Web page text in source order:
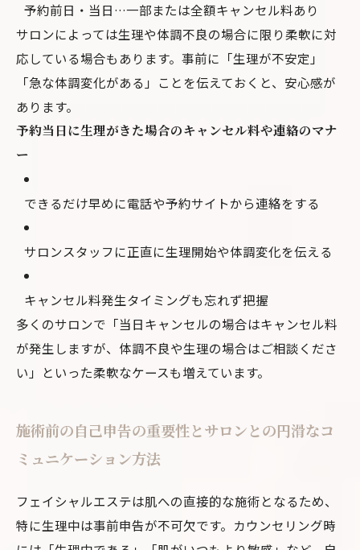
予約前日・当日…一部または全額キャンセル料あり
サロンによっては生理や体調不良の場合に限り柔軟に対
応している場合もあります。事前に「生理が不安定」
「急な体調変化がある」ことを伝えておくと、安心感が
あります。
予約当日に生理がきた場合のキャンセル料や連絡のマナ
ー
できるだけ早めに電話や予約サイトから連絡をする
サロンスタッフに正直に生理開始や体調変化を伝える
キャンセル料発生タイミングも忘れず把握
多くのサロンで「当日キャンセルの場合はキャンセル料
が発生しますが、体調不良や生理の場合はご相談くださ
い」といった柔軟なケースも増えています。
施術前の自己申告の重要性とサロンとの円滑なコ
ミュニケーション方法
フェイシャルエステは肌への直接的な施術となるため、
特に生理中は事前申告が不可欠です。カウンセリング時